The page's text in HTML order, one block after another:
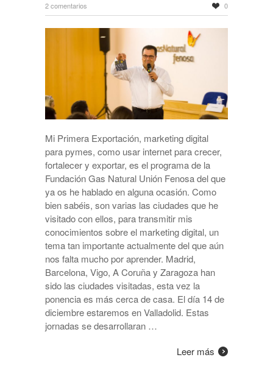
2 comentarios
0
Mi Primera Exportación, marketing digital
para pymes, como usar internet para crecer,
fortalecer y exportar, es el programa de la
Fundación Gas Natural Unión Fenosa del que
ya os he hablado en alguna ocasión. Como
bien sabéis, son varias las ciudades que he
visitado con ellos, para transmitir mis
conocimientos sobre el marketing digital, un
tema tan importante actualmente del que aún
nos falta mucho por aprender. Madrid,
Barcelona, Vigo, A Coruña y Zaragoza han
sido las ciudades visitadas, esta vez la
ponencia es más cerca de casa. El día 14 de
diciembre estaremos en Valladolid. Estas
jornadas se desarrollaran …
Leer más